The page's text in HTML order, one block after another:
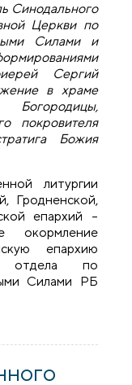
Синодального
Церкви по
Силами и
Сергий
в храме
покровителя
Божия
литургии
Гродненской,
епархий –
окормление
епархию
отдела по
Силами РБ
приняли участие в
Архистратига